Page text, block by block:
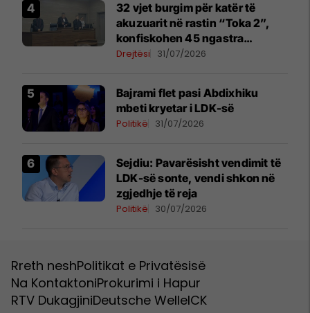
32 vjet burgim për katër të
akuzuarit në rastin “Toka 2”,
konfiskohen 45 ngastra
kadastrale
Drejtësi 31/07/2026
Bajrami flet pasi Abdixhiku
mbeti kryetar i LDK-së
Politikë 31/07/2026
Sejdiu: Pavarësisht vendimit të
LDK-së sonte, vendi shkon në
zgjedhje të reja
Politikë 30/07/2026
Rreth neshPolitikat e Privatësisë
Na KontaktoniProkurimi i Hapur
RTV DukagjiniDeutsche WelleICK